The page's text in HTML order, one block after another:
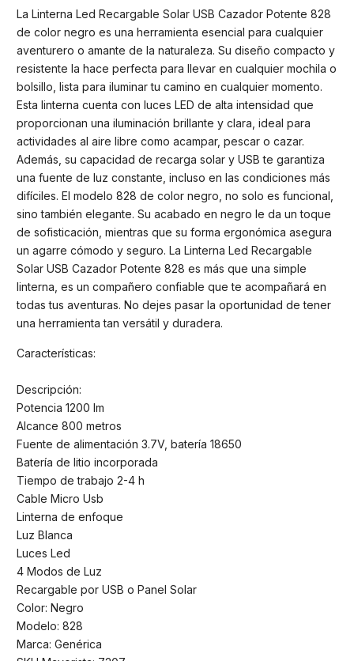
La Linterna Led Recargable Solar USB Cazador Potente 828
de color negro es una herramienta esencial para cualquier
aventurero o amante de la naturaleza. Su diseño compacto y
resistente la hace perfecta para llevar en cualquier mochila o
bolsillo, lista para iluminar tu camino en cualquier momento.
Esta linterna cuenta con luces LED de alta intensidad que
proporcionan una iluminación brillante y clara, ideal para
actividades al aire libre como acampar, pescar o cazar.
Además, su capacidad de recarga solar y USB te garantiza
una fuente de luz constante, incluso en las condiciones más
difíciles. El modelo 828 de color negro, no solo es funcional,
sino también elegante. Su acabado en negro le da un toque
de sofisticación, mientras que su forma ergonómica asegura
un agarre cómodo y seguro. La Linterna Led Recargable
Solar USB Cazador Potente 828 es más que una simple
linterna, es un compañero confiable que te acompañará en
todas tus aventuras. No dejes pasar la oportunidad de tener
una herramienta tan versátil y duradera.
Características:
Descripción:
Potencia 1200 lm
Alcance 800 metros
Fuente de alimentación 3.7V, batería 18650
Batería de litio incorporada
Tiempo de trabajo 2-4 h
Cable Micro Usb
Linterna de enfoque
Luz Blanca
Luces Led
4 Modos de Luz
Recargable por USB o Panel Solar
Color: Negro
Modelo: 828
Marca: Genérica